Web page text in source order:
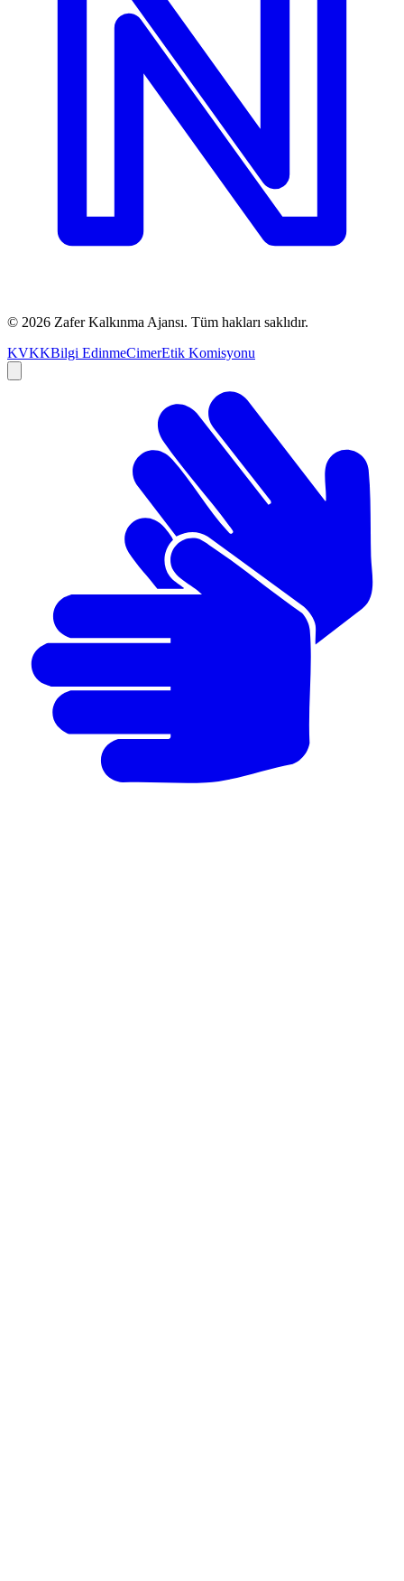
© 2026 Zafer Kalkınma Ajansı. Tüm hakları saklıdır.
KVKKBilgi EdinmeCimerEtik Komisyonu